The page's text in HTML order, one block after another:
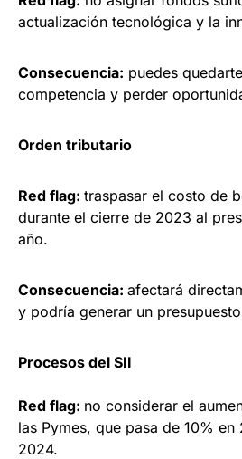
actualización tecnológica y la
Consecuencia: puedes
competencia y perder
Orden tributario
Red flag: traspasar el costo de
durante el cierre de 2023 al
año.
Consecuencia: afectará
y podría generar un
Procesos del SII
Red flag: no considerar el
las Pymes, que pasa de 10%
2024.